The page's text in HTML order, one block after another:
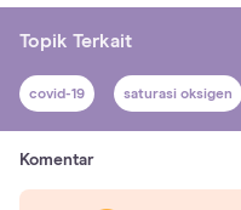
Topik Terkait
covid-19 saturasi oksigen
Komentar